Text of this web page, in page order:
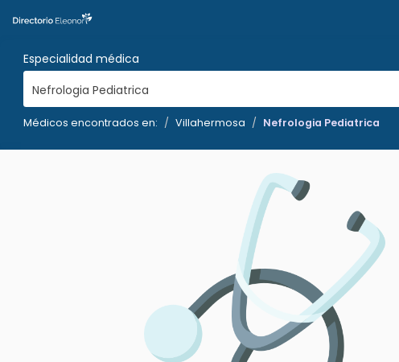
Especialidad médica
Nefrologia Pediatrica
Médicos encontrados en: Villahermosa Nefrologia Pediatrica